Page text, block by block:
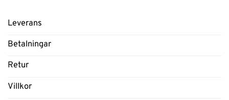
Leverans
Betalningar
Retur
Villkor